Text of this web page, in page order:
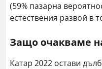
(59% пазарна
естествения развой в
Защо очакваме
Катар 2022 остави